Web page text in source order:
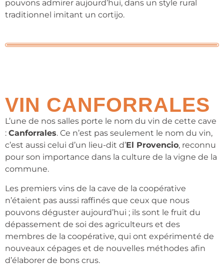
pouvons admirer aujourd’hui, dans un style rural
traditionnel imitant un cortijo.
VIN CANFORRALES
L’une de nos salles porte le nom du vin de cette cave
: Canforrales. Ce n’est pas seulement le nom du vin,
c’est aussi celui d’un lieu-dit d’El Provencio, reconnu
pour son importance dans la culture de la vigne de la
commune.
Les premiers vins de la cave de la coopérative
n’étaient pas aussi raffinés que ceux que nous
pouvons déguster aujourd’hui ; ils sont le fruit du
dépassement de soi des agriculteurs et des
membres de la coopérative, qui ont expérimenté de
nouveaux cépages et de nouvelles méthodes afin
d’élaborer de bons crus.